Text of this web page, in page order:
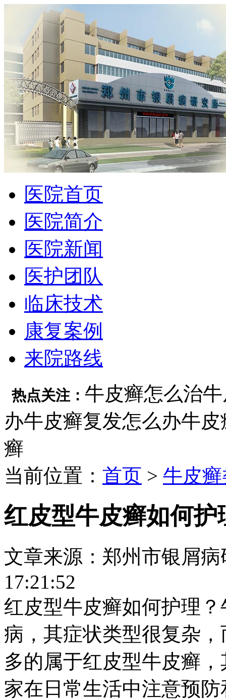
医院首页
医院简介
医院新闻
医护团队
临床技术
康复案例
来院路线
热点关注： 牛皮癣怎么治
办牛皮癣复发怎么办牛皮
癣
当前位置： 首页 > 牛皮
红皮型牛皮癣如何护
文章来源：郑州市银屑
17:21:52
红皮型牛皮癣如何护理
病，其症状类型很复杂
多的属于红皮型牛皮癣
家在日常生活中注意预